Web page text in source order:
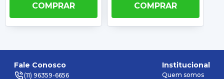
COMPRAR COMPRAR
Fale Conosco
(11) 96359-6656
Institucional
Quem somos